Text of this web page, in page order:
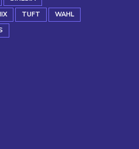
TUFT
WAHL